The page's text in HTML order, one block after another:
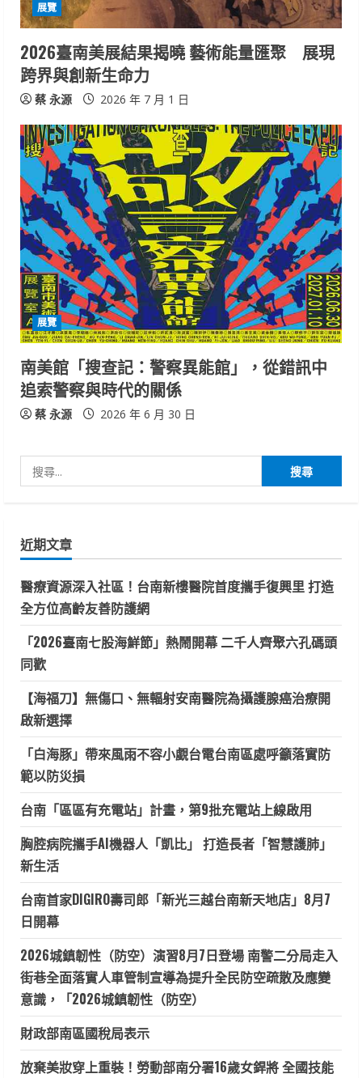
展覽
2026臺南美展結果揭曉 藝術能量匯聚 展現
跨界與創新生命力
蔡 永源 2026 年 7 月 1 日
展覽
南美館「搜查記：警察異能館」，從錯訊中
追索警察與時代的關係
蔡 永源 2026 年 6 月 30 日
尋
字:
近期文章
醫療資源深入社區！台南新樓醫院首度攜手復興里 打造
全方位高齡友善防護網
「2026臺南七股海鮮節」熱鬧開幕 二千人齊聚六孔碼頭
同歡
【海福刀】無傷口、無輻射安南醫院為攝護腺癌治療開
啟新選擇
「白海豚」帶來風雨不容小覷台電台南區處呼籲落實防
範以防災損
台南「區區有充電站」計畫，第9批充電站上線啟用
胸腔病院攜手AI機器人「凱比」 打造長者「智慧護肺」
新生活
台南首家DIGIRO壽司郎「新光三越台南新天地店」8月7
日開幕
2026城鎮韌性（防空）演習8月7日登場 南警二分局走入
街巷全面落實人車管制宣導為提升全民防空疏散及應變
意識，「2026城鎮韌性（防空）
財政部南區國稅局表示
放棄美妝穿上重裝！勞動部南分署16歲女銲將 全國技能